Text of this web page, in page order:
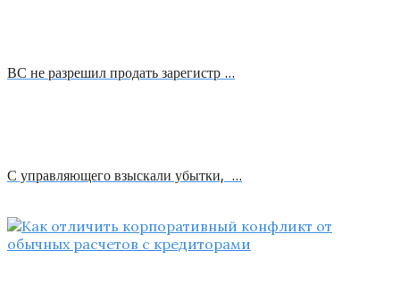
ВС не разрешил продать зарегистр …
С управляющего взыскали убытки, …